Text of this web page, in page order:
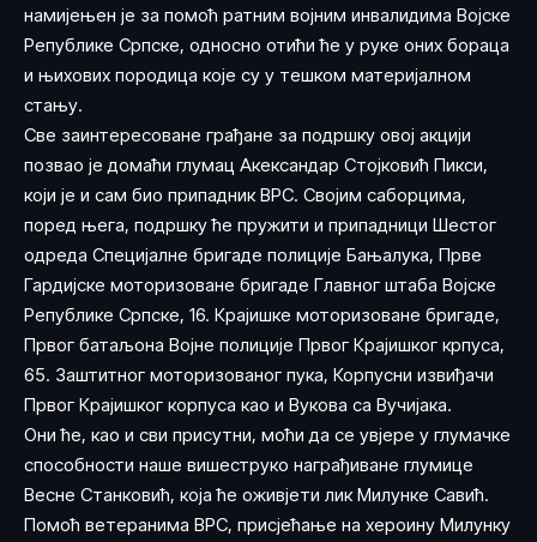
намијењен је за помоћ ратним војним инвалидима Војске
Републике Српске, односно отићи ће у руке оних бораца
и њихових породица које су у тешком материјалном
стању.
Све заинтересоване грађане за подршку овој акцији
позвао је домаћи глумац Акександар Стојковић Пикси,
који је и сам био припадник ВРС. Својим саборцима,
поред њега, подршку ће пружити и припадници Шестог
одреда Специјалне бригаде полиције Бањалука, Прве
Гардијске моторизоване бригаде Главног штаба Војске
Републике Српске, 16. Крајишке моторизоване бригаде,
Првог батаљона Војне полиције Првог Крајишког крпуса,
65. Заштитног моторизованог пука, Корпусни извиђачи
Првог Крајишког корпуса као и Вукова са Вучијака.
Они ће, као и сви присутни, моћи да се увјере у глумачке
способности наше вишеструко награђиване глумице
Весне Станковић, која ће оживјети лик Милунке Савић.
Помоћ ветеранима ВРС, присјећање на хероину Милунку